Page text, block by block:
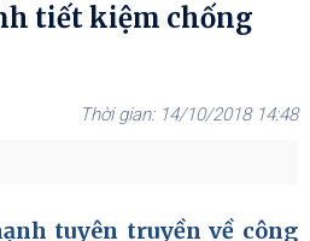
tiết kiệm chống
14/10/2018 14:48
tuyên truyền về công